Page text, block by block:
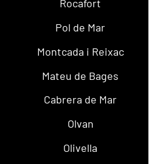
Rocafort
Pol de Mar
Montcada i Reixac
Mateu de Bages
Cabrera de Mar
Olvan
Olivella